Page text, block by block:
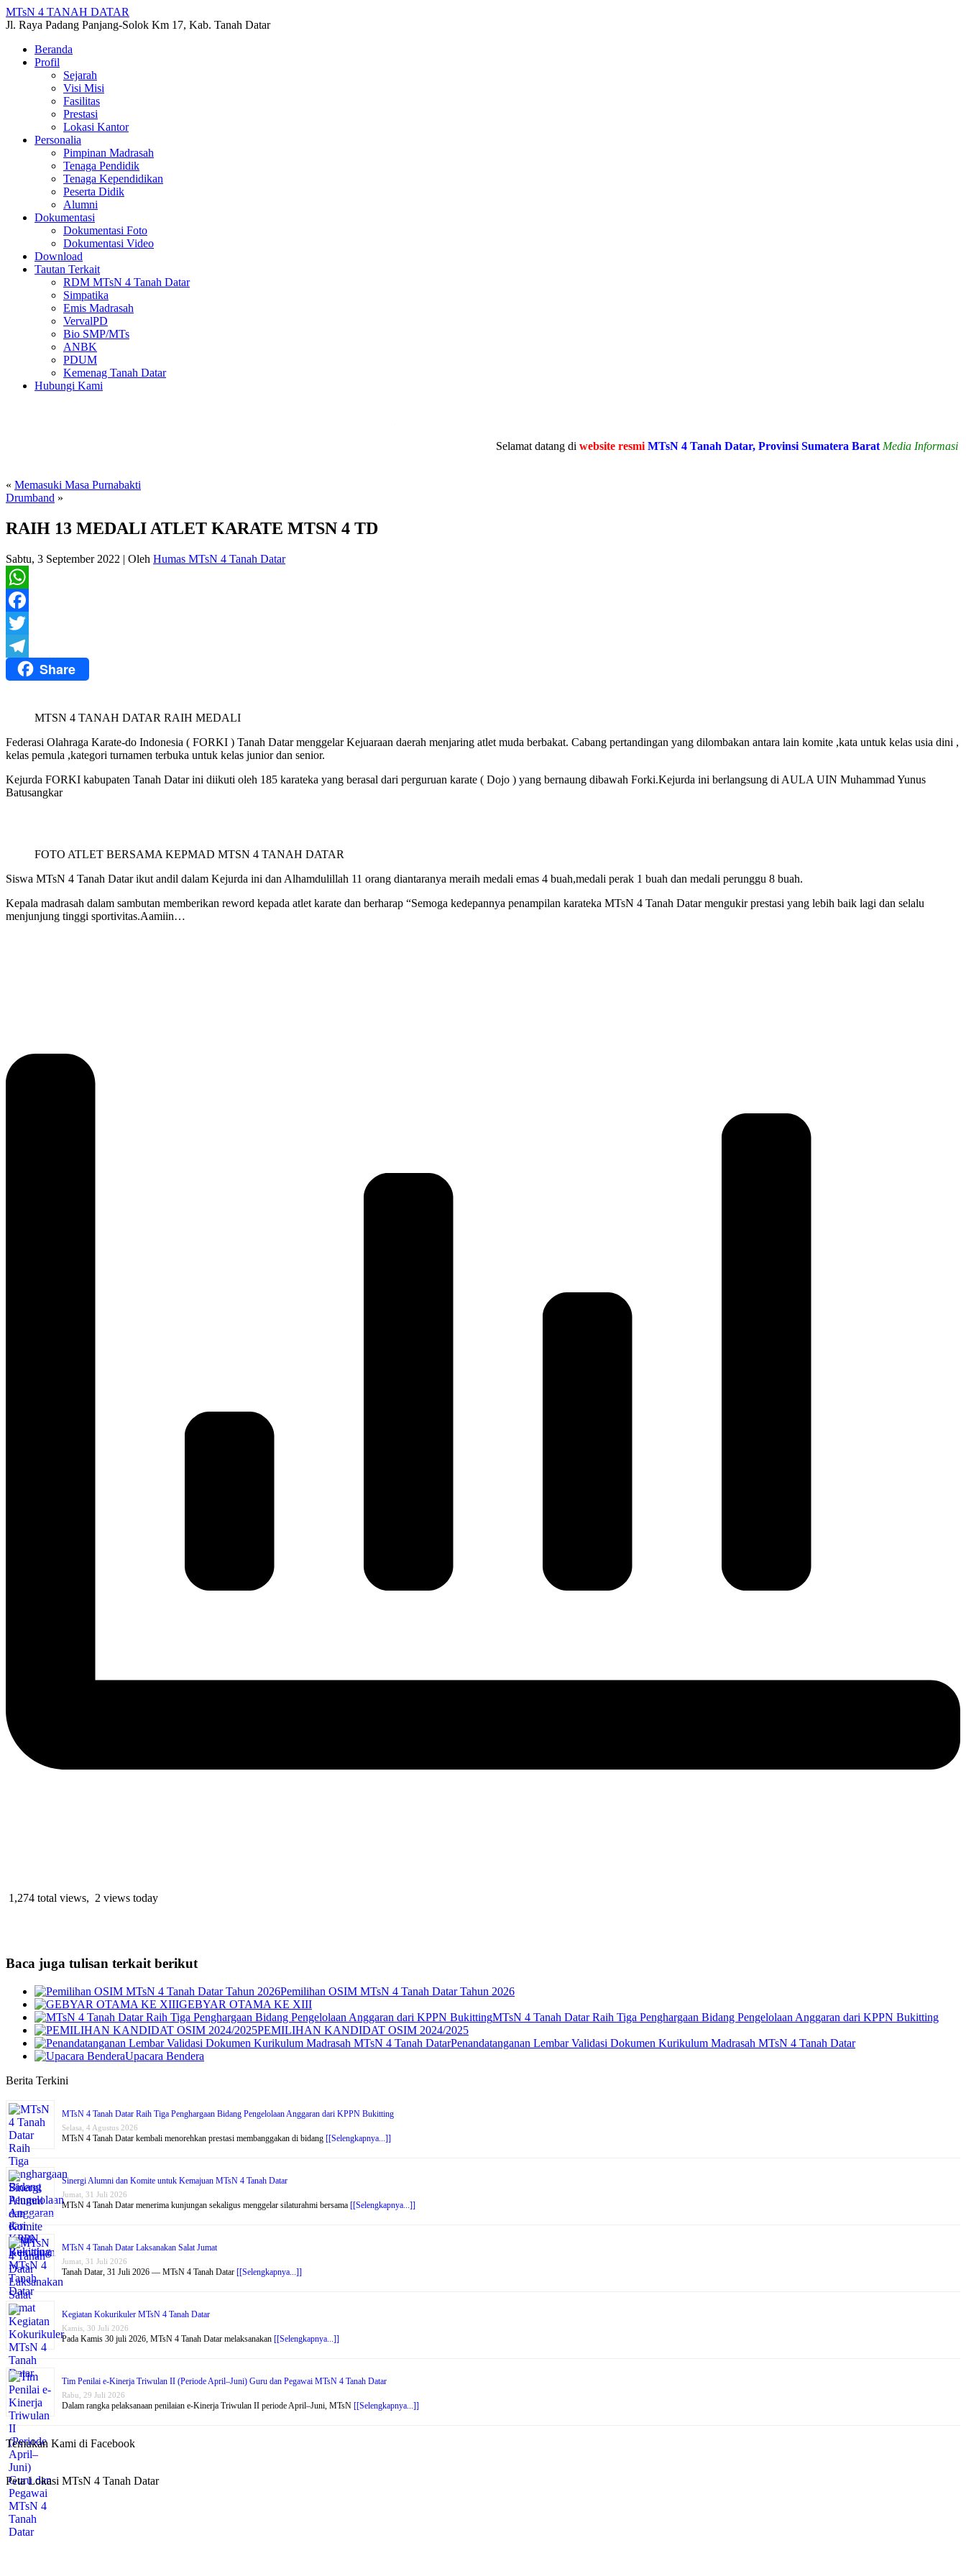
MTsN 4 TANAH DATAR
Jl. Raya Padang Panjang-Solok Km 17, Kab. Tanah Datar
Beranda
Profil
Sejarah
Visi Misi
Fasilitas
Prestasi
Lokasi Kantor
Personalia
Pimpinan Madrasah
Tenaga Pendidik
Tenaga Kependidikan
Peserta Didik
Alumni
Dokumentasi
Dokumentasi Foto
Dokumentasi Video
Download
Tautan Terkait
RDM MTsN 4 Tanah Datar
Simpatika
Emis Madrasah
VervalPD
Bio SMP/MTs
ANBK
PDUM
Kemenag Tanah Datar
Hubungi Kami
Selamat datang diwebsite resmi MTsN 4 Tanah Datar, Provinsi Sumatera Barat Media Informasi dan
« Memasuki Masa Purnabakti
Drumband »
RAIH 13 MEDALI ATLET KARATE MTSN 4 TD
Sabtu, 3 September 2022 | Oleh Humas MTsN 4 Tanah Datar
WhatsApp
Facebook
Twitter
TelegramShare
MTSN 4 TANAH DATAR RAIH MEDALI
Federasi Olahraga Karate-do Indonesia ( FORKI ) Tanah Datar menggelar Kejuaraan daerah menjaring atlet muda berbakat. Cabang pertandingan yang dilombakan antara lain komite ,kata untuk kelas usia dini ,
kelas pemula ,kategori turnamen terbuka untuk kelas junior dan senior.
Kejurda FORKI kabupaten Tanah Datar ini diikuti oleh 185 karateka yang berasal dari perguruan karate ( Dojo ) yang bernaung dibawah Forki.Kejurda ini berlangsung di AULA UIN Muhammad Yunus
Batusangkar
FOTO ATLET BERSAMA KEPMAD MTSN 4 TANAH DATAR
Siswa MTsN 4 Tanah Datar ikut andil dalam Kejurda ini dan Alhamdulillah 11 orang diantaranya meraih medali emas 4 buah,medali perak 1 buah dan medali perunggu 8 buah.
Kepala madrasah dalam sambutan memberikan reword kepada atlet karate dan berharap “Semoga kedepannya penampilan karateka MTsN 4 Tanah Datar mengukir prestasi yang lebih baik lagi dan selalu
menjunjung tinggi sportivitas.Aamiin…
1,274 total views, 2 views today
Baca juga tulisan terkait berikut
Pemilihan OSIM MTsN 4 Tanah Datar Tahun 2026
GEBYAR OTAMA KE XIII
MTsN 4 Tanah Datar Raih Tiga Penghargaan Bidang Pengelolaan Anggaran dari KPPN Bukitting
PEMILIHAN KANDIDAT OSIM 2024/2025
Penandatanganan Lembar Validasi Dokumen Kurikulum Madrasah MTsN 4 Tanah Datar
Upacara Bendera
Berita Terkini
MTsN 4 Tanah Datar Raih Tiga Penghargaan Bidang Pengelolaan Anggaran dari KPPN Bukitting
Selasa, 4 Agustus 2026
MTsN 4 Tanah Datar kembali menorehkan prestasi membanggakan di bidang [[Selengkapnya...]]
Sinergi Alumni dan Komite untuk Kemajuan MTsN 4 Tanah Datar
Jumat, 31 Juli 2026
MTsN 4 Tanah Datar menerima kunjungan sekaligus menggelar silaturahmi bersama [[Selengkapnya...]]
MTsN 4 Tanah Datar Laksanakan Salat Jumat
Jumat, 31 Juli 2026
Tanah Datar, 31 Juli 2026 — MTsN 4 Tanah Datar [[Selengkapnya...]]
Kegiatan Kokurikuler MTsN 4 Tanah Datar
Kamis, 30 Juli 2026
Pada Kamis 30 juli 2026, MTsN 4 Tanah Datar melaksanakan [[Selengkapnya...]]
Tim Penilai e-Kinerja Triwulan II (Periode April–Juni) Guru dan Pegawai MTsN 4 Tanah Datar
Rabu, 29 Juli 2026
Dalam rangka pelaksanaan penilaian e-Kinerja Triwulan II periode April–Juni, MTsN [[Selengkapnya...]]
Temukan Kami di Facebook
Peta Lokasi MTsN 4 Tanah Datar